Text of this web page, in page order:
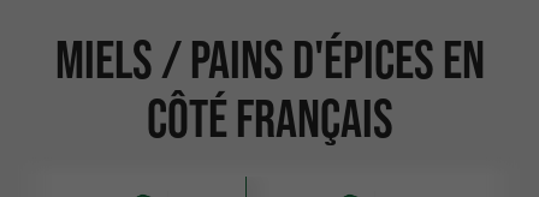
Miels / Pains d'épices en
Côté Français